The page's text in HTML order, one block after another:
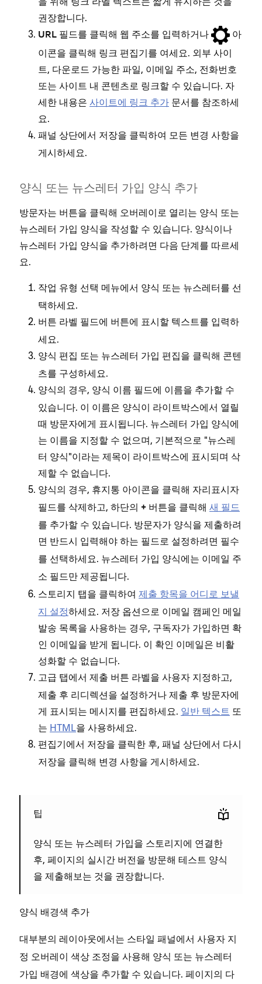
권장합니다.
URL 필드를 클릭해 웹 주소를 입력하거나
아
이콘을 클릭해 링크 편집기를 여세요. 외부 사이
트, 다운로드 가능한 파일, 이메일 주소, 전화번호
또는 사이트 내 콘텐츠로 링크할 수 있습니다. 자
세한 내용은 사이트에 링크 추가 문서를 참조하세
요.
패널 상단에서 저장을 클릭하여 모든 변경 사항을
게시하세요.
양식 또는 뉴스레터 가입 양식 추가
방문자는 버튼을 클릭해 오버레이로 열리는 양식 또는
뉴스레터 가입 양식을 작성할 수 있습니다. 양식이나
뉴스레터 가입 양식을 추가하려면 다음 단계를 따르세
요.
작업 유형 선택 메뉴에서 양식 또는 뉴스레터 를 선
택하세요.
버튼 라벨 필드에 버튼에 표시할 텍스트를 입력하
세요.
양식 편집 또는 뉴스레터 가입 편집을 클릭해 콘텐
츠를 구성하세요.
양식의 경우, 양식 이름 필드에 이름을 추가할 수
있습니다. 이 이름은 양식이 라이트박스에서 열릴
때 방문자에게 표시됩니다. 뉴스레터 가입 양식에
는 이름을 지정할 수 없으며, 기본적으로 "뉴스레
터 양식"이라는 제목이 라이트박스에 표시되며 삭
제할 수 없습니다.
양식의 경우, 휴지통 아이콘을 클릭해 자리표시자
필드를 삭제하고, 하단의 + 버튼을 클릭해 새 필드
를 추가할 수 있습니다. 방문자가 양식을 제출하려
면 반드시 입력해야 하는 필드로 설정하려면 필수
를 선택하세요. 뉴스레터 가입 양식에는 이메일 주
소 필드만 제공됩니다.
스토리지 탭을 클릭하여 제출 항목을 어디로 보낼
지 설정하세요. 저장 옵션으로 이메일 캠페인 메일
발송 목록을 사용하는 경우, 구독자가 가입하면 확
인 이메일을 받게 됩니다. 이 확인 이메일은 비활
성화할 수 없습니다.
고급 탭에서 제출 버튼 라벨을 사용자 지정하고,
제출 후 리디렉션을 설정하거나 제출 후 방문자에
게 표시되는 메시지를 편집하세요. 일반 텍스트 또
는 HTML을 사용하세요.
편집기에서 저장을 클릭한 후, 패널 상단에서 다시
저장을 클릭해 변경 사항을 게시하세요.
팁
양식 또는 뉴스레터 가입을 스토리지에 연결한
후, 페이지의 실시간 버전을 방문해 테스트 양식
을 제출해보는 것을 권장합니다.
양식 배경색 추가
대부분의 레이아웃에서는 스타일 패널에서 사용자 지
정 오버레이 색상 조정을 사용해 양식 또는 뉴스레터
가입 배경에 색상을 추가할 수 있습니다. 페이지의 다